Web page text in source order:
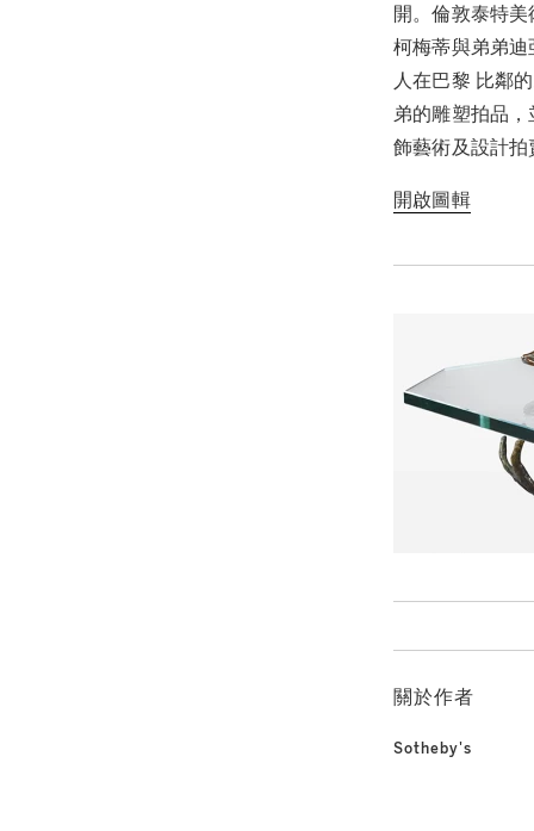
開。倫敦泰特美
柯梅蒂與弟弟
人在巴黎 比鄰
弟的雕塑拍品
飾藝術及設計拍
開啟圖輯
關於作者
Sotheby's